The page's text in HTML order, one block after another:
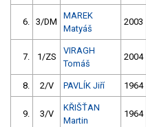
6. 3/DM
MAREK
Matyáš
2003
7. 1/ZS
VIRAGH
Tomáš
2004
8. 2/V PAVLÍK Jiří 1964
9. 3/V
KŘIŠŤAN
Martin
1964